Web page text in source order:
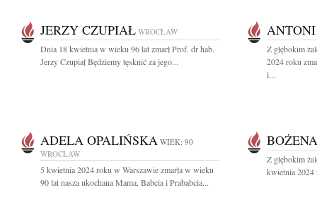
JERZY CZUPIAŁ WROCŁAW
Dnia 18 kwietnia w wieku 96 lat zmarł Prof. dr hab.
Jerzy Czupiał Będziemy tęsknić za jego...
Z głębokim
2024 roku
i...
ADELA OPALIŃSKA WIEK: 90
WROCŁAW
5 kwietnia 2024 roku w Warszawie zmarła w wieku
90 lat nasza ukochana Mama, Babcia i Prababcia...
Z głębokim
kwietnia 2024